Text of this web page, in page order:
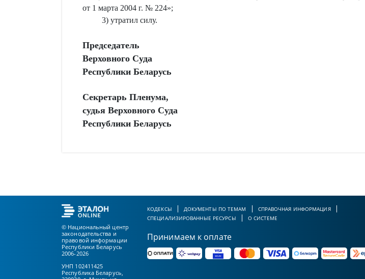
от 1 марта 2004 г. № 224»;
3) утратил силу.
Председатель
Верховного Суда
Республики Беларусь
Секретарь Пленума,
судья Верховного Суда
Республики Беларусь
© Национальный центр
законодательства и
правовой информации
Республики Беларусь
2006-2026
УНП 102411425
Республика Беларусь,
КОДЕКСЫ ДОКУМЕНТЫ ПО ТЕМАМ
СПРАВОЧНАЯ ИНФОРМАЦИЯ
СПЕЦИАЛИЗИРОВАННЫЕ РЕСУРСЫ
О СИСТЕМЕ
Принимаем к оплате